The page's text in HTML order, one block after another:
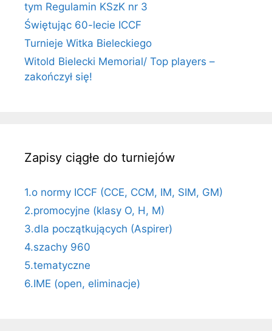
tym Regulamin KSzK nr 3
Świętując 60-lecie ICCF
Turnieje Witka Bieleckiego
Witold Bielecki Memorial/ Top players –
zakończył się!
Zapisy ciągłe do turniejów
1.o normy ICCF (CCE, CCM, IM, SIM, GM)
2.promocyjne (klasy O, H, M)
3.dla początkujących (Aspirer)
4.szachy 960
5.tematyczne
6.IME (open, eliminacje)